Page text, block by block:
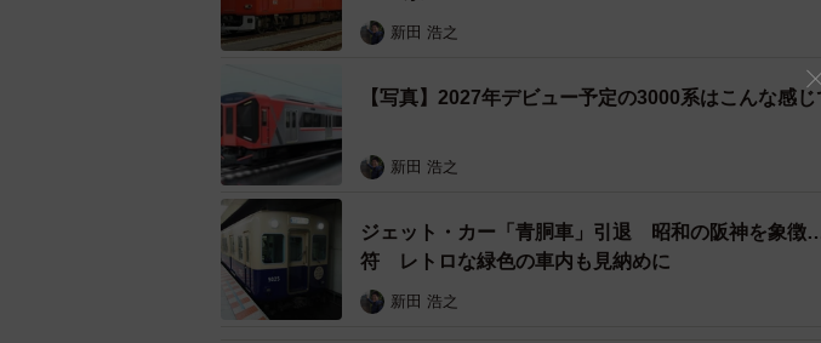
2001年に登場した現行塗装(funny face/stock.adobe.com)
今回の塗装変更で注目すべき点は、8000系の全編成が「赤胴車の塗
新田 浩之
【写真】2027年デビュー予定の3000系はこんな感じ
新田 浩之
ジェット・カー「青胴車」引退 昭和の阪神を象徴
符 レトロな緑色の車内も見納めに
新田 浩之